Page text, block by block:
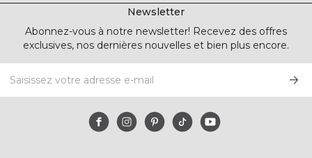
Newsletter
Abonnez-vous à notre newsletter! Recevez des offres
exclusives, nos dernières nouvelles et bien plus encore.